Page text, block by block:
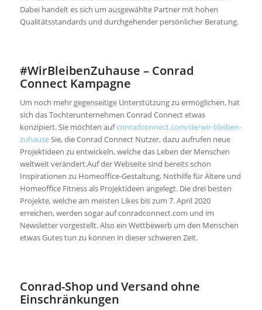
Dabei handelt es sich um ausgewählte Partner mit hohen
Qualitätsstandards und durchgehender persönlicher Beratung.
#WirBleibenZuhause – Conrad
Connect Kampagne
Um noch mehr gegenseitige Unterstützung zu ermöglichen, hat
sich das Tochterunternehmen Conrad Connect etwas
konzipiert. Sie möchten aufconradconnect.com/de/wir-bleiben-
zuhauseSie, die Conrad Connect Nutzer, dazu aufrufen neue
Projektideen zu entwickeln, welche das Leben der Menschen
weltweit verändert.Auf der Webseite sind bereits schon
Inspirationen zu Homeoffice-Gestaltung, Nothilfe für Ältere und
Homeoffice Fitness als Projektideen angelegt. Die drei besten
Projekte, welche am meisten Likes bis zum 7. April 2020
erreichen, werden sogar auf conradconnect.com und im
Newsletter vorgestellt. Also ein Wettbewerb um den Menschen
etwas Gutes tun zu können in dieser schweren Zeit.
Conrad-Shop und Versand ohne
Einschränkungen